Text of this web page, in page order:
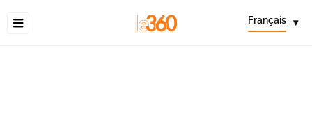
Français ▾